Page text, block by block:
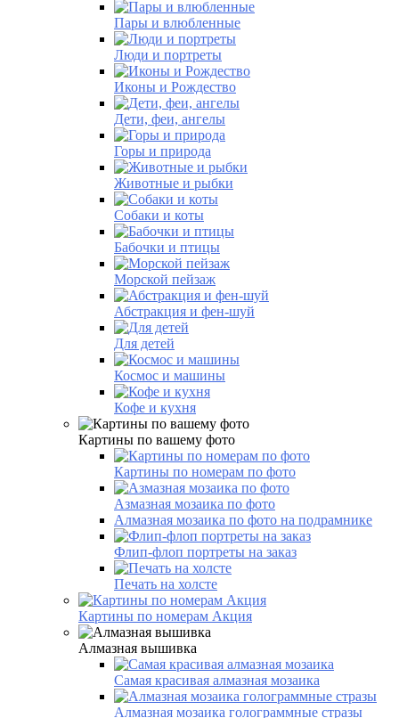
Пары и влюбленные
Люди и портреты
Иконы и Рождество
Дети, феи, ангелы
Горы и природа
Животные и рыбки
Собаки и коты
Бабочки и птицы
Морской пейзаж
Абстракция и фен-шуй
Для детей
Космос и машины
Кофе и кухня
Картины по вашему фото
Картины по номерам по фото
Азмазная мозаика по фото
Алмазная мозаика по фото на подрамнике
Флип-флоп портреты на заказ
Печать на холсте
Картины по номерам Акция
Алмазная вышивка
Самая красивая алмазная мозаика
Алмазная мозаика голограммные стразы